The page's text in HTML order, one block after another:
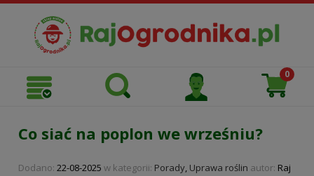
Co siać na poplon we wrześniu?
Dodano: 22-08-2025 w kategorii: Porady, Uprawa roślin autor: Raj